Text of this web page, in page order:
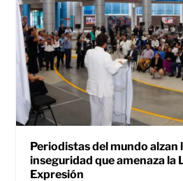
Periodistas del mundo alzan
inseguridad que amenaza la
Expresión